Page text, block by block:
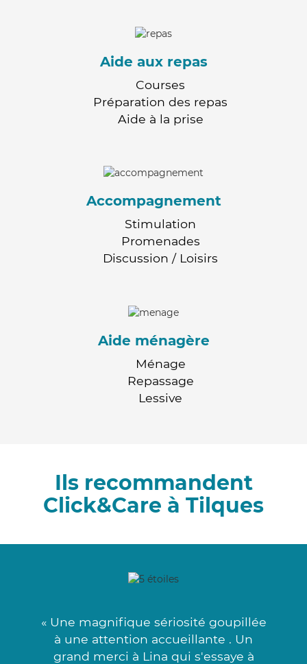
Aide aux repas
Courses
Préparation des repas
Aide à la prise
Accompagnement
Stimulation
Promenades
Discussion / Loisirs
Aide ménagère
Ménage
Repassage
Lessive
Ils recommandent
Click&Care à Tilques
« Une magnifique sériosité goupillée
à une attention accueillante . Un
grand merci à Lina qui s'essaye à